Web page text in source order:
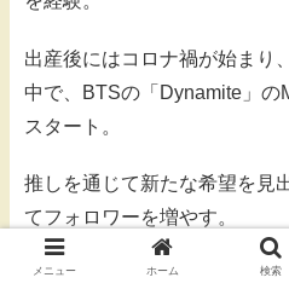
出産後にはコロナ禍が始まり
中で、BTSの「Dynamite」の
スタート。
推しを通じて新たな希望を見
てフォロワーを増やす。
自身の体験をオープンにする
メニュー ホーム 検索